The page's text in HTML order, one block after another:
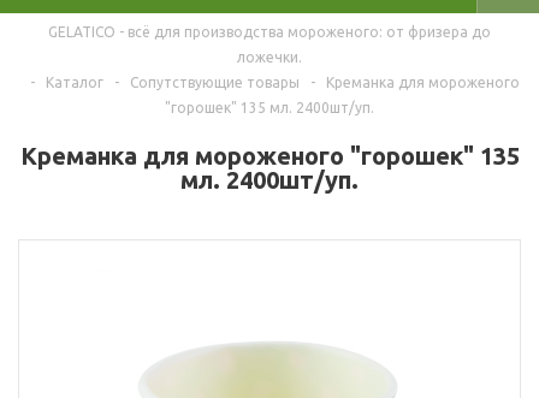
GELATICO - всё для производства мороженого: от фризера до
ложечки.
-
Каталог - Сопутствующие товары -
Креманка для мороженого
"горошек" 135 мл. 2400шт/уп.
Креманка для мороженого "горошек" 135
мл. 2400шт/уп.